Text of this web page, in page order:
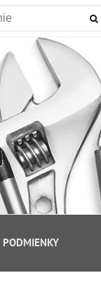
PODMIENKY